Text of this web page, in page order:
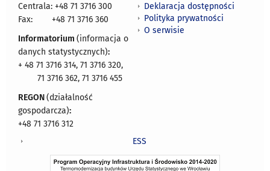
Centrala: +48 71 3716 300
Fax:
+48 71 3716 360
Informatorium (informacja o
danych statystycznych):
+ 48 71 3716 314, 71 3716 320,
71 3716 362, 71 3716 455
REGON(działalność
gospodarcza):
+48 71 3716 312
Deklaracja dostępności
Polityka prywatności
O serwisie
ESS